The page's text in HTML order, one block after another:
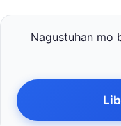
Nagustuhan mo